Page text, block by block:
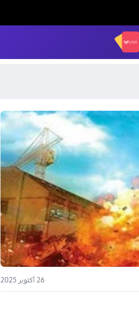
LUCK
26 أكتوبر 2025